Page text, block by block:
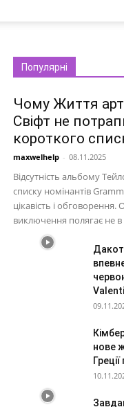
Популярні
Чому Життя
Свіфт не
короткого
maxwelhelp - 08.11.2025
Відсутність альбому
списку номінантів
цікавість і
виключення полягає не
нове